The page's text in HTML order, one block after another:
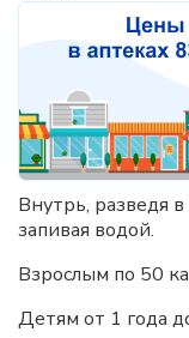
Внутрь, разведя
запивая водой.
Взрослым по 50
Детям от 1 года